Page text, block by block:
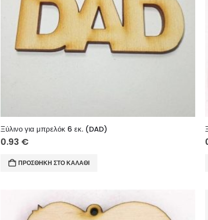
Ξύλινο για μπρελόκ 6 εκ. (DAD)
0.93 €
ΠΡΟΣΘΉΚΗ ΣΤΟ ΚΑΛΆΘΙ